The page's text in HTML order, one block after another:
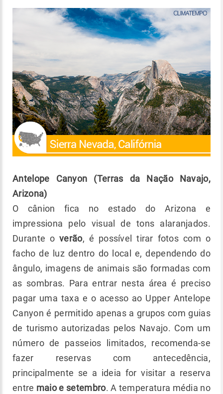
Antelope Canyon (Terras da Nação Navajo,
Arizona)
O cânion fica no estado do Arizona e
impressiona pelo visual de tons alaranjados.
Durante overão, é possível tirar fotos com o
facho de luz dentro do local e, dependendo do
ângulo, imagens de animais são formadas com
as sombras. Para entrar nesta área é preciso
pagar uma taxa e o acesso ao Upper Antelope
Canyon é permitido apenas a grupos com guias
de turismo autorizadas pelos Navajo. Com um
número de passeios limitados, recomenda-se
fazer reservas com antecedência,
principalmente se a ideia for visitar a reserva
entre maio e setembro. A temperatura média no